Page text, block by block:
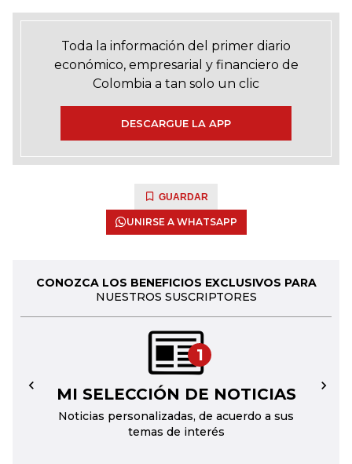
Toda la información del primer diario
económico, empresarial y financiero de
Colombia a tan solo un clic
DESCARGUE LA APP
GUARDAR
UNIRSE A WHATSAPP
CONOZCA LOS BENEFICIOS EXCLUSIVOS PARA
NUESTROS SUSCRIPTORES
1
MI SELECCIÓN DE NOTICIAS
Noticias personalizadas, de acuerdo a sus
temas de interés
← →